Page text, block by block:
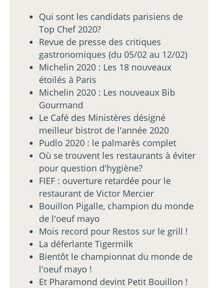
Qui sont les candidats parisiens de
Top Chef 2020?
Revue de presse des critiques
gastronomiques (du 05/02 au 12/02)
Michelin 2020 : Les 18 nouveaux
étoilés à Paris
Michelin 2020 : Les nouveaux Bib
Gourmand
Le Café des Ministères désigné
meilleur bistrot de l'année 2020
Pudlo 2020 : le palmarès complet
Où se trouvent les restaurants à éviter
pour question d'hygiène?
FIEF : ouverture retardée pour le
restaurant de Victor Mercier
Bouillon Pigalle, champion du monde
de l'oeuf mayo
Mois record pour Restos sur le grill !
La déferlante Tigermilk
Bientôt le championnat du monde de
l'oeuf mayo !
Et Pharamond devint Petit Bouillon !